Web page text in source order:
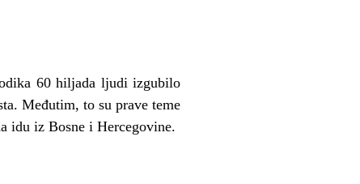
60 hiljada ljudi izgubilo
Međutim, to su prave teme
idu iz Bosne i Hercegovine.